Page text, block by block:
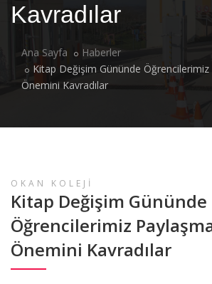
Kavradılar
Ana Sayfa
Haberler
Kitap Değişim Gününde Öğrencilerimiz
Önemini Kavradılar
OKAN KOLEJİ
Kitap Değişim Gününde
Öğrencilerimiz
Önemini Kavradılar